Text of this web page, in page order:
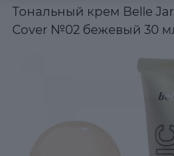
Тональный крем Belle
Cover №02 бежевый 30